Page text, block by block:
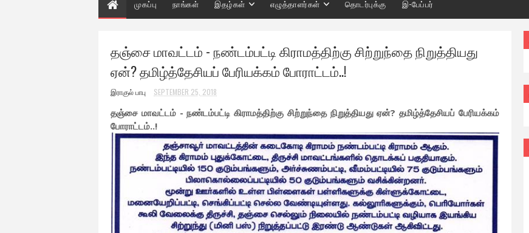
முகப்பு நாங்கள் இதழ்கள் எழுத்தாளர்கள் தொடர்புக்கு இ-பேப்பர்
தஞ்சை மாவட்டம் - நண்டம்பட்டி கிராமத்திற்கு சிற்றுந்தை நிறுத்தியது
ஏன்? தமிழ்த்தேசியப் பேரியக்கம் போராட்டம்..!
இராகுல் பாபு SEPTEMBER 25, 2018
தஞ்சை மாவட்டம் - நண்டம்பட்டி கிராமத்திற்கு சிற்றுந்தை நிறுத்தியது ஏன்? தமிழ்த்தேசியப் பேரியக்கம்
போராட்டம்..!